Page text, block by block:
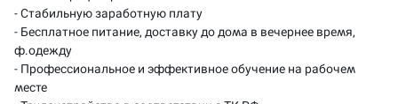
- Стабильную заработную плату
- Бесплатное питание, доставку до дома в вечернее время,
ф.одежду
- Профессиональное и эффективное обучение на рабочем
месте